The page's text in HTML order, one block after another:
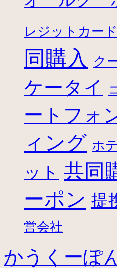
レジットカード
同購入 ク
ケータイ
ートフォ
ィング ホ
ット 共同
ーポン 提
営会社
かうくーぽ